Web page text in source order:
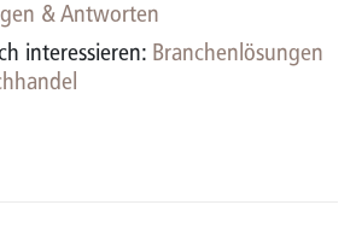
& Antworten
interessieren: Branchenlösungen